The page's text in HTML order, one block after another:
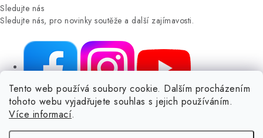
Tento web používá soubory cookie. Dalším procházením
tohoto webu vyjadřujete souhlas s jejich používáním.
Více informací.
Sledujte nás
Sledujte nás, pro novinky soutěže a další zajímavosti.
NIKARO, s.r.o.
- Dokoše.cz, Veselka 48, 259 01 Olbramovice -
Votice, ČESKÁ REPUBLIKA
Podle zákona o evidenci tržeb je prodávající povinen vystavit